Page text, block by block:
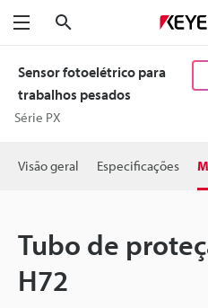
Menu
Sensor fotoelétrico para
trabalhos pesados
Série PX
Visão geral Especificações
Tubo de
H72